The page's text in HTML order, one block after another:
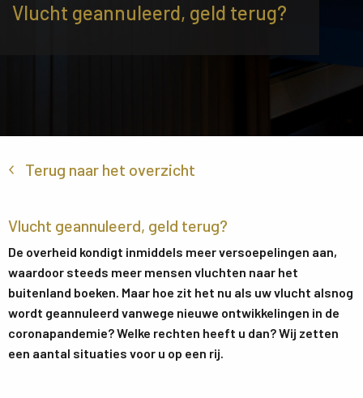
Vlucht geannuleerd, geld terug?
Terug naar het overzicht
Vlucht geannuleerd, geld terug?
De overheid kondigt inmiddels meer versoepelingen aan,
waardoor steeds meer mensen vluchten naar het
buitenland boeken. Maar hoe zit het nu als uw vlucht alsnog
wordt geannuleerd vanwege nieuwe ontwikkelingen in de
coronapandemie? Welke rechten heeft u dan? Wij zetten
een aantal situaties voor u op een rij.